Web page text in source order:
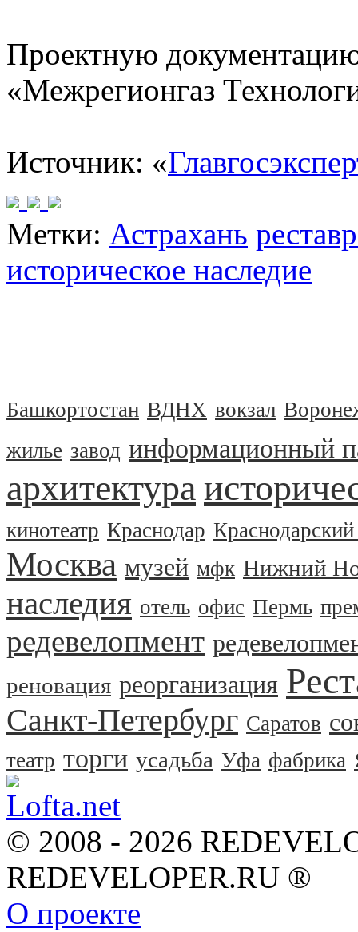
Проектную
«Межрегионгаз
Источник: «
Метки: Астрахань
историческое наследие
Башкортостан ВДНХ вокзал
жилье завод информационный
архитектура
кинотеатр Краснодар
Москва музей мфк Нижний
наследия отель офис Пермь
редевелопмент
реновация реорганизация
Санкт-Петербург Саратов
театр торги усадьба Уфа фабрика
© 2008 - 2026
REDEVELOPER.RU ®
О проекте